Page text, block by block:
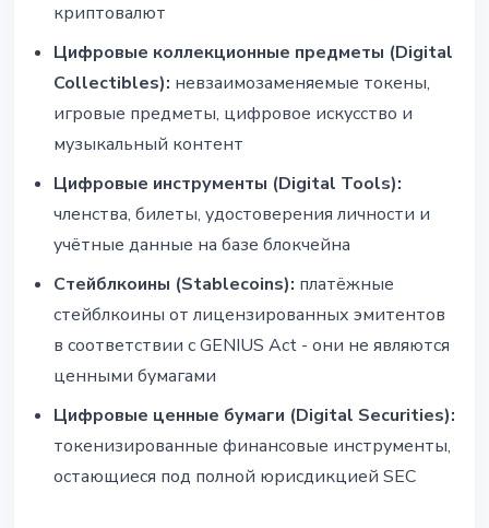
криптовалют
Цифровые коллекционные предметы (Digital
Collectibles): невзаимозаменяемые токены,
игровые предметы, цифровое искусство и
музыкальный контент
Цифровые инструменты (Digital Tools):
членства, билеты, удостоверения личности и
учётные данные на базе блокчейна
Стейблкоины (Stablecoins): платёжные
стейблкоины от лицензированных эмитентов
в соответствии с GENIUS Act - они не являются
ценными бумагами
Цифровые ценные бумаги (Digital Securities):
токенизированные финансовые инструменты,
остающиеся под полной юрисдикцией SEC